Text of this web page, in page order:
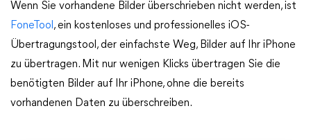
Wenn Sie vorhandene Bilder überschrieben nicht werden, ist
FoneTool , ein kostenloses und professionelles iOS-
Übertragungstool, der einfachste Weg, Bilder auf Ihr iPhone
zu übertragen. Mit nur wenigen Klicks übertragen Sie die
benötigten Bilder auf Ihr iPhone, ohne die bereits
vorhandenen Daten zu überschreiben.